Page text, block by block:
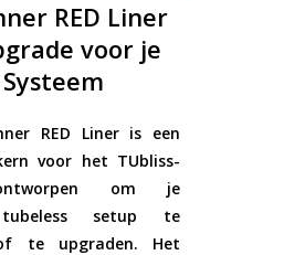
RED Liner
voor je
RED Lineris een
voor het TUbliss-
om je
tubeless setup te
te upgraden. Het